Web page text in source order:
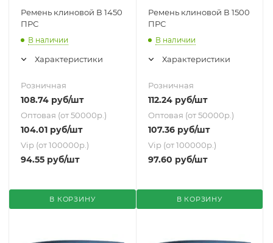
Ремень клиновой В 1450
ПРС
В наличии
Характеристики
Розничная
108.74 руб/шт
Оптовая (от 50000р.)
104.01 руб/шт
Vip (от 100000р.)
94.55 руб/шт
В КОРЗИНУ
Ремень клиновой В 1500
ПРС
В наличии
Характеристики
Розничная
112.24руб/шт
Оптовая (от 50000р.)
107.36руб/шт
Vip (от 100000р.)
97.60 руб/шт
В КОРЗИНУ